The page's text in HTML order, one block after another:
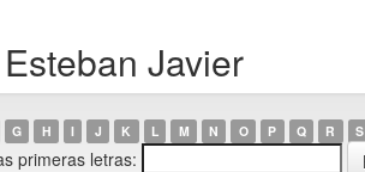
Javier
G H I J K L M N O P Q R S
primeras letras: